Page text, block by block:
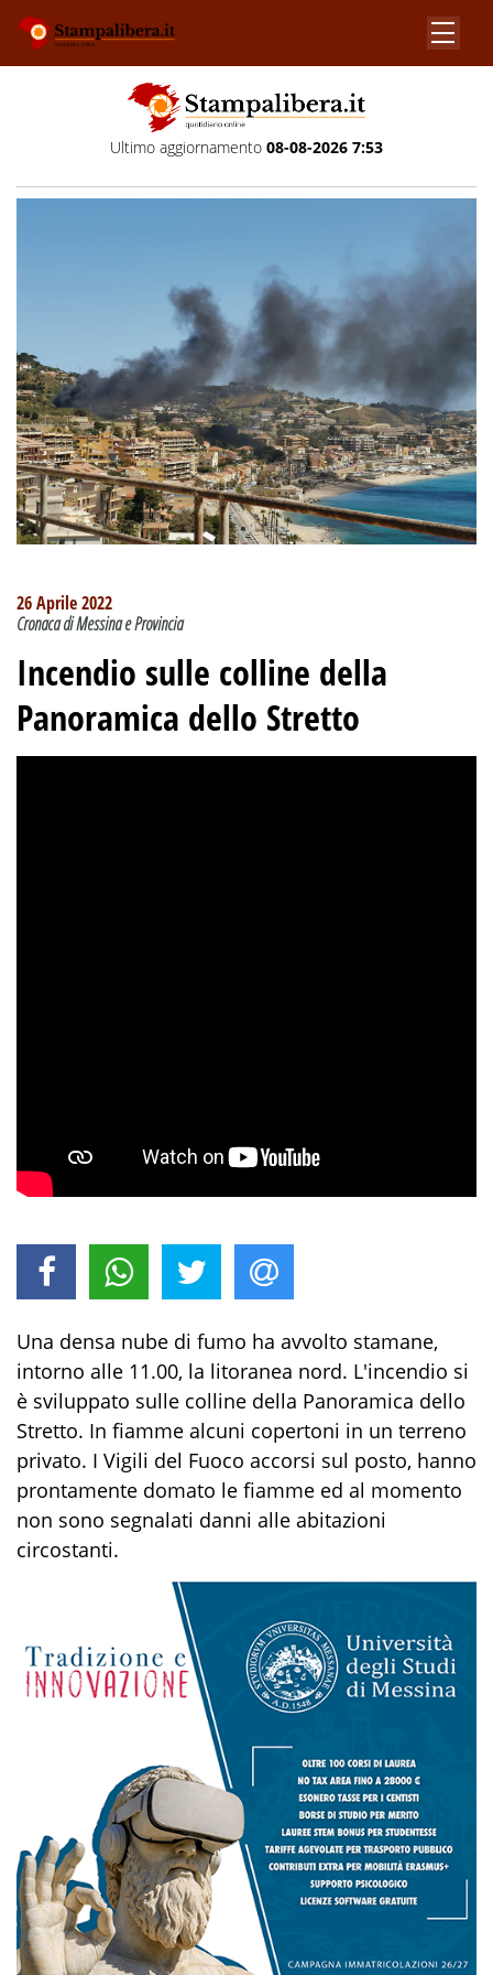
Ultimo aggiornamento 08-08-2026 7:53
26 Aprile 2022
Cronaca di Messina e Provincia
Incendio sulle colline della
Panoramica dello Stretto
Una densa nube di fumo ha avvolto stamane,
intorno alle 11.00, la litoranea nord. L'incendio si
è sviluppato sulle colline della Panoramica dello
Stretto. In fiamme alcuni copertoni in un terreno
privato. I Vigili del Fuoco accorsi sul posto, hanno
prontamente domato le fiamme ed al momento
non sono segnalati danni alle abitazioni
circostanti.